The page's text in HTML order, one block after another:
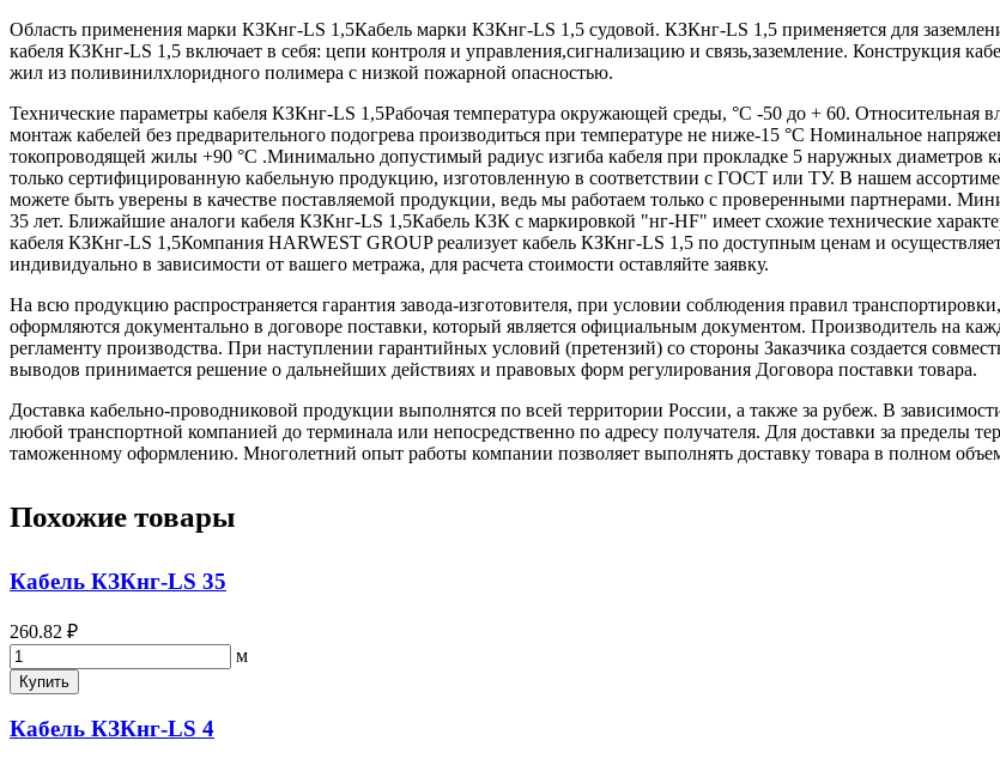
Область применения марки КЗКнг-LS 1,5Кабель марки КЗКнг-LS 1,5 судовой. КЗКнг-LS 1,5 применяется для
кабеля КЗКнг-LS 1,5 включает в себя: цепи контроля и управления,сигнализацию и связь,заземление.
жил из поливинилхлоридного полимера с низкой пожарной опасностью.
Технические параметры кабеля КЗКнг-LS 1,5Рабочая температура окружающей среды, °С -50 до + 60. Относительная
монтаж кабелей без предварительного подогрева производиться при температуре не ниже-15 °C Номинальное
токопроводящей жилы +90 °C .Минимально допустимый радиус изгиба кабеля при прокладке 5 наружных диаметров
только сертифицированную кабельную продукцию, изготовленную в соответствии с ГОСТ или ТУ. В нашем
можете быть уверены в качестве поставляемой продукции, ведь мы работаем только с проверенными партнерами.
35 лет. Ближайшие аналоги кабеля КЗКнг-LS 1,5Кабель КЗК с маркировкой "нг-HF" имеет схожие технические
кабеля КЗКнг-LS 1,5Компания HARWEST GROUP реализует кабель КЗКнг-LS 1,5 по доступным ценам и
индивидуально в зависимости от вашего метража, для расчета стоимости оставляйте заявку.
На всю продукцию распространяется гарантия завода-изготовителя, при условии соблюдения правил
оформляются документально в договоре поставки, который является официальным документом. Производитель на
регламенту производства. При наступлении гарантийных условий (претензий) со стороны Заказчика создается
выводов принимается решение о дальнейших действиях и правовых форм регулирования Договора поставки товара.
Доставка кабельно-проводниковой продукции выполнятся по всей территории России, а также за рубеж. В
любой транспортной компанией до терминала или непосредственно по адресу получателя. Для доставки за пределы
таможенному оформлению. Многолетний опыт работы компании позволяет выполнять доставку товара в полном
Похожие товары
Кабель КЗКнг-LS 35
260.82 ₽
м
Купить
Кабель КЗКнг-LS 4